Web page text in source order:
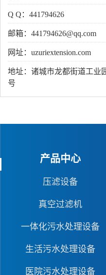
Q Q：441794626
邮箱：441794626@qq.com
网址：uzuriextension.com
地址：诸城市龙都街道工业
号
产品中心
压滤设备
真空过滤机
一体化污水处理设备
生活污水处理设备
医院污水处理设备